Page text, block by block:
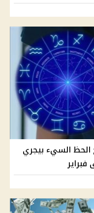
والميزان .. 3 أبراج الحظ السيء بيجري